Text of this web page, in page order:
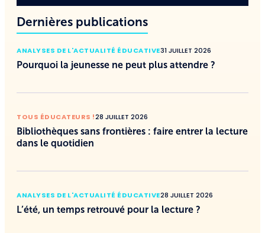
Dernières publications
ANALYSES DE L'ACTUALITÉ ÉDUCATIVE31 JUILLET 2026
Pourquoi la jeunesse ne peut plus attendre ?
TOUS ÉDUCATEURS !28 JUILLET 2026
Bibliothèques sans frontières : faire entrer la lecture
dans le quotidien
ANALYSES DE L'ACTUALITÉ ÉDUCATIVE28 JUILLET 2026
L’été, un temps retrouvé pour la lecture ?